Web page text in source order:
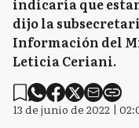
indicaría que
dijo la
Información del
Leticia Ceriani.
13 de junio de 2022 |